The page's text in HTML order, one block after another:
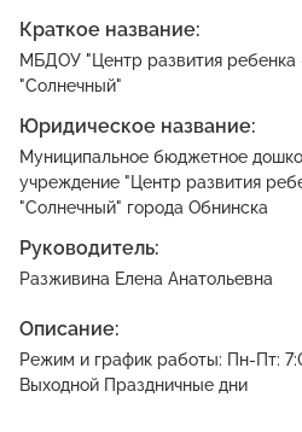
Краткое название:
МБДОУ "Центр развития
"Солнечный"
Юридическое название:
Муниципальное бюджетное
учреждение "Центр развития
"Солнечный" города Обнинска
Руководитель:
Разживина Елена Анатольевна
Описание:
Режим и график работы: Пн-Пт:
Выходной Праздничные дни